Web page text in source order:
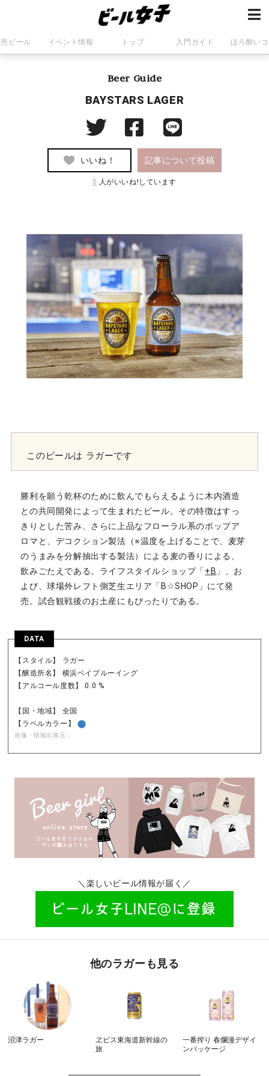
ビール イベント情報 トップ 入門ガイド ほろ酔い
Beer Guide
BAYSTARS LAGER
いいね！ 記事について投稿
0 人がいいね!しています
このビールは ラガーです
勝利を願う乾杯のために飲んでもらえるように木内酒造
との共同開発によって生まれたビール。その特徴はすっ
きりとした苦み、さらに上品なフローラル系のポップア
ロマと、デコクション製法（※温度を上げることで、麦芽
のうまみを分解抽出する製法）による麦の香りによる、
飲みごたえである。ライフスタイルショップ「 +B 」、お
よび、球場外レフト側芝生エリア「B☆SHOP」にて発
売。試合観戦後のお土産にもぴったりである。
DATA
【スタイル】 ラガー
【醸造所名】 横浜ベイブルーイング
【アルコール度数】 0.0 %
【国・地域】 全国
【ラベルカラー】
画像・情報出典元：
＼楽しいビール情報が届く／
他のラガーも見る
沼津ラガー
ヱビス東海道新幹線の
旅
一番搾り 春爛漫デザイ
ンパッケージ